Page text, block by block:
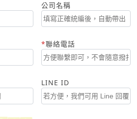
公司名稱
聯絡電話
LINE ID